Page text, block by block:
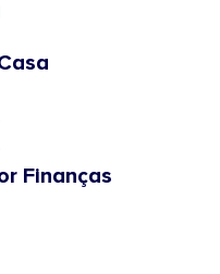
Finanças